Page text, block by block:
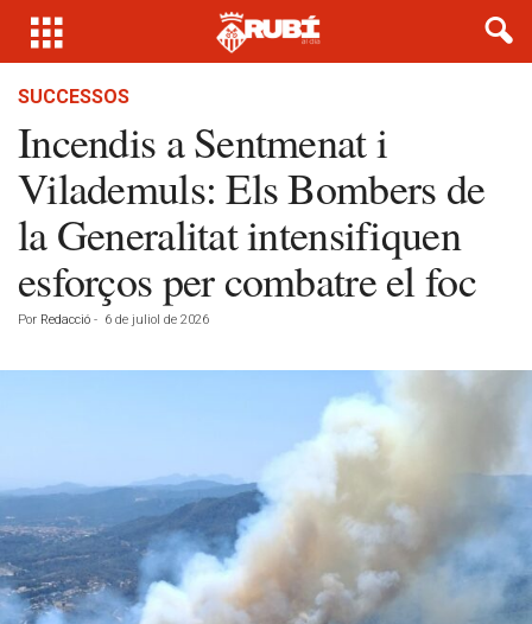
SUCCESSOS
Incendis a Sentmenat i
Vilademuls: Els Bombers de
la Generalitat intensifiquen
esforços per combatre el foc
Por Redacció - 6 de juliol de 2026